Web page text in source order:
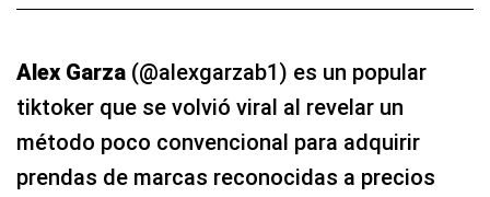
Alex Garza (@alexgarzab1) es un popular
tiktoker que se volvió viral al revelar un
método poco convencional para adquirir
prendas de marcas reconocidas a precios